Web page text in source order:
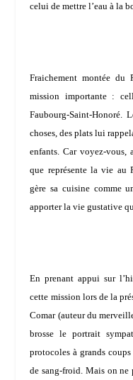
celui de mettre l’eau à la
Fraichement montée du
mission importante :
Faubourg-Saint-Honoré.
choses, des plats lui
enfants. Car voyez-vous,
que représente la vie au
gère sa cuisine comme
apporter la vie gustative
En prenant appui sur
cette mission lors de la
Comar(auteur du
brosse le portrait
protocoles à grands
de sang-froid. Mais on ne